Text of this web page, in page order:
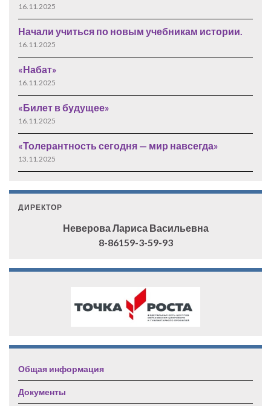
16.11.2025
Начали учиться по новым учебникам истории.
16.11.2025
«Набат»
16.11.2025
«Билет в будущее»
16.11.2025
«Толерантность сегодня — мир навсегда»
13.11.2025
ДИРЕКТОР
Неверова Лариса Васильевна
8-86159-3-59-93
Общая информация
Документы